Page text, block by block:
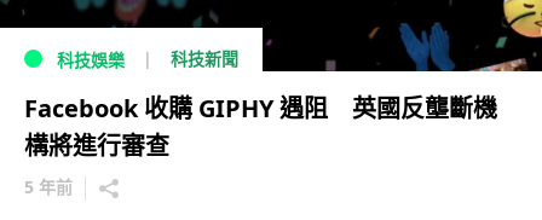
科技娛樂 科技新聞
Facebook 收購 GIPHY 遇阻 英國反壟斷機
構將進行審查
5 年前